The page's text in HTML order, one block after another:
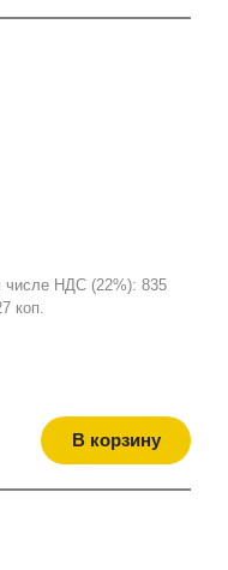
числе НДС (22%): 835
коп.
В корзину